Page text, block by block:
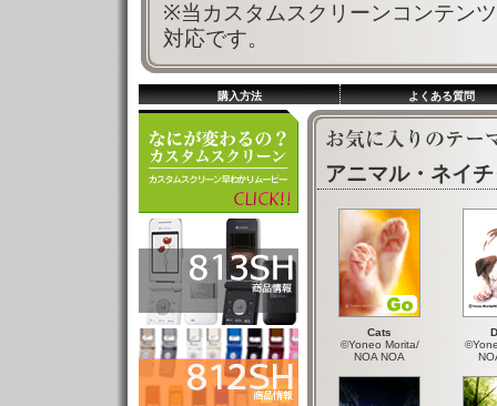
※当カスタムスクリーンコンテン
対応です。
購入方法 よくある質問
アニマル・ネイ
Cats
©Yoneo Morita/
NOA NOA